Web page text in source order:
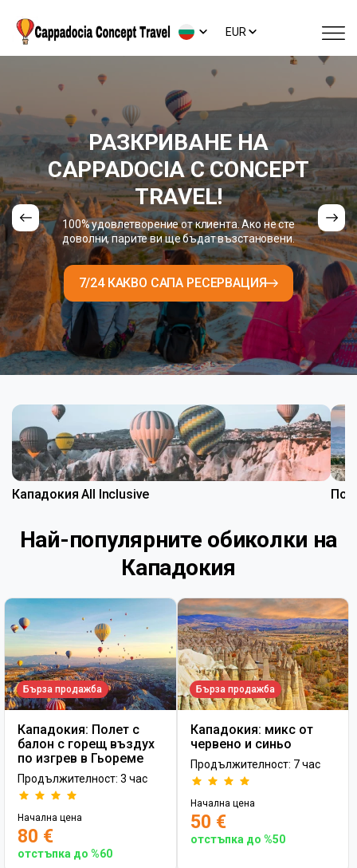
EUR
РАЗКРИВАНЕ НА
CAPPADOCIA С CONCEPT
TRAVEL!
100% удовлетворение от клиента. Ако не сте
доволни, парите ви ще бъдат възстановени.
7/24 КАКВО САПА РЕСЕРВАЦИЯ
Кападокия All Inclusive
Най-популярните обиколки на
Кападокия
Бърза продажба
Кападокия: Полет с
балон с горещ въздух
по изгрев в Гьореме
Продължителност: 3 час
Начална цена
80 €
отстъпка до %60
Бърза продажба
Кападокия: микс от
червено и синьо
Продължителност: 7 час
Начална цена
50 €
отстъпка до %50